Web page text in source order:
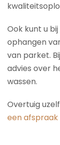
Ook kunt u
ophangen
van parket.
advies over
wassen.
Overtuig
een afspraak